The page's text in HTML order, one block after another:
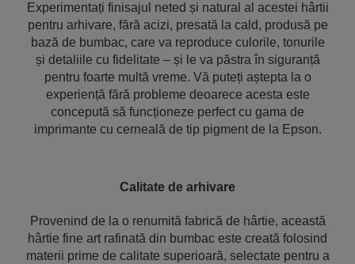
Experimentați finisajul neted și natural al acestei hârtii
pentru arhivare, fără acizi, presată la cald, produsă pe
bază de bumbac, care va reproduce culorile, tonurile
și detaliile cu fidelitate – și le va păstra în siguranță
pentru foarte multă vreme. Vă puteți aștepta la o
experiență fără probleme deoarece acesta este
concepută să funcționeze perfect cu gama de
imprimante cu cerneală de tip pigment de la Epson.
Calitate de arhivare
Provenind de la o renumită fabrică de hârtie, această
hârtie fine art rafinată din bumbac este creată folosind
materii prime de calitate superioară, selectate pentru a